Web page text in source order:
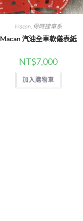
Macan, 保時捷車系
Macan 汽油全車款儀表紙
NT$7,000
加入購物車